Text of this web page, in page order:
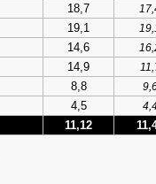
18,7
19,1
14,6
14,9
8,8
4,5
11,12